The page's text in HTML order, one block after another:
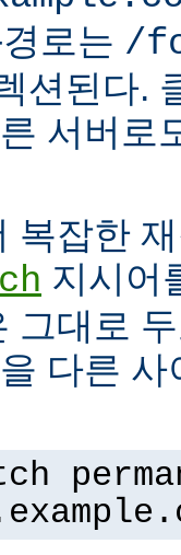
로는 /
션된다.
서버로
복잡한
지시어
그대로
다른